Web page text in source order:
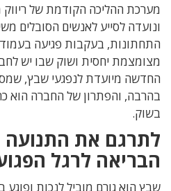
מערכת ההליכה הקודמת של
ונועדה לסייע לאנשים הסובלים
התחתונות, בעקבות פגיעה בעמוד
מצומצמת יחסית ושוק שבו יש
החדשה מיועדת לנפגעי שבץ,
בהרבה, והפתרון של החברה הוא
בשוק.
לתרגם את
הבריאה לרגל